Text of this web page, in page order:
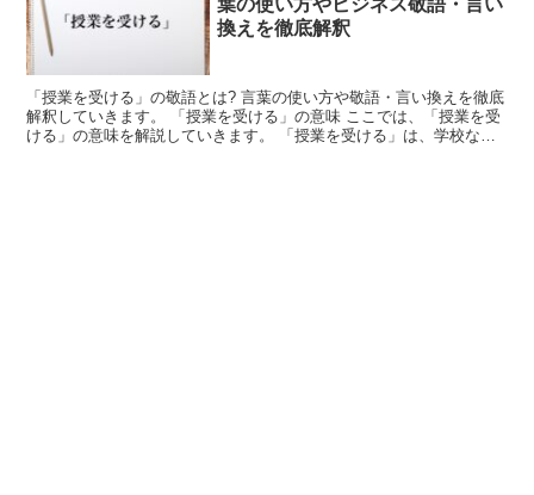
換えを徹底解釈
「授業を受ける」の敬語とは? 言葉の使い方や敬語・言い換えを徹底
解釈していきます。 「授業を受ける」の意味 ここでは、「授業を受
ける」の意味を解説していきます。 「授業を受ける」は、学校など